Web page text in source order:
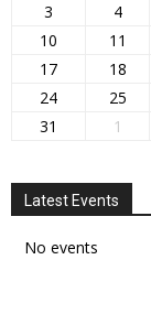
3
4
10
11
17
18
24
25
31
1
Latest Events
No events